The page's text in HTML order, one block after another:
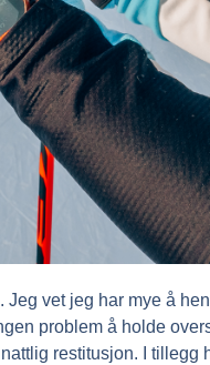
vet jeg har mye å
problem å holde
restitusjon. I tillegg